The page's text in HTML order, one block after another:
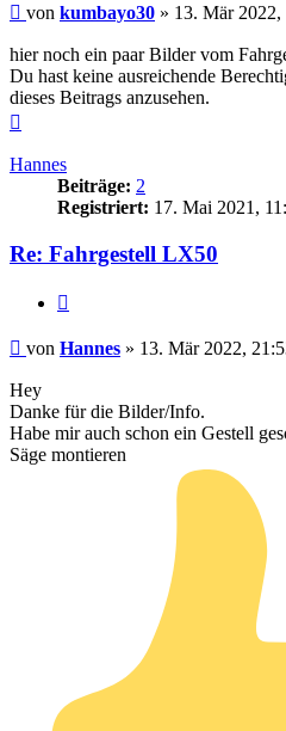
Beitrag
von kumbayo30 » 13. Mär 2022,
hier noch ein paar Bilder vom
Du hast keine ausreichende
dieses Beitrags anzusehen.
Hannes
Beiträge: 2
Registriert: 17. Mai 2021,
Re: Fahrgestell LX50
Beitrag
von Hannes » 13. Mär 2022,
Hey
Danke für die Bilder/Info.
Habe mir auch schon ein Gestell
Säge montieren